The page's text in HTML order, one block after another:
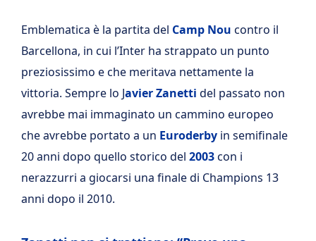
Emblematica è la partita del Camp Nou contro il
Barcellona, in cui l’Inter ha strappato un punto
preziosissimo e che meritava nettamente la
vittoria. Sempre lo Javier Zanetti del passato non
avrebbe mai immaginato un cammino europeo
che avrebbe portato a un Euroderby in semifinale
20 anni dopo quello storico del 2003con i
nerazzurri a giocarsi una finale di Champions 13
anni dopo il 2010.